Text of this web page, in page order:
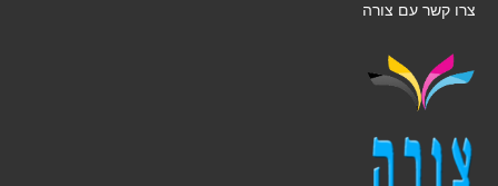
צרו קשר עם צורה